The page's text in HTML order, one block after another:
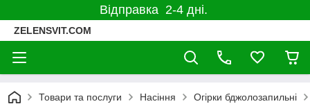
Відправка 2-4 дні.
ZELENSVIT.COM
Товари та послуги Насіння Огірки бджолозапильні